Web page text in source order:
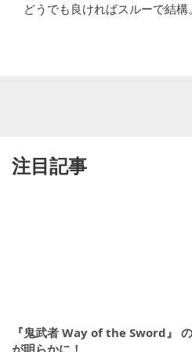
どうでも良ければスルーで結
注目記事
『鬼武者 Way of the Sword』
が明らかに！